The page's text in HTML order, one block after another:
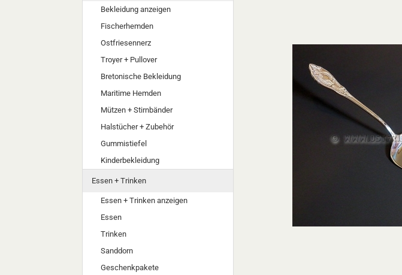
Bekleidung anzeigen
Fischerhemden
Ostfriesennerz
Troyer + Pullover
Bretonische Bekleidung
Maritime Hemden
Mützen + Stirnbänder
Halstücher + Zubehör
Gummistiefel
Kinderbekleidung
Essen + Trinken
Essen + Trinken anzeigen
Essen
Trinken
Sanddorn
Geschenkpakete